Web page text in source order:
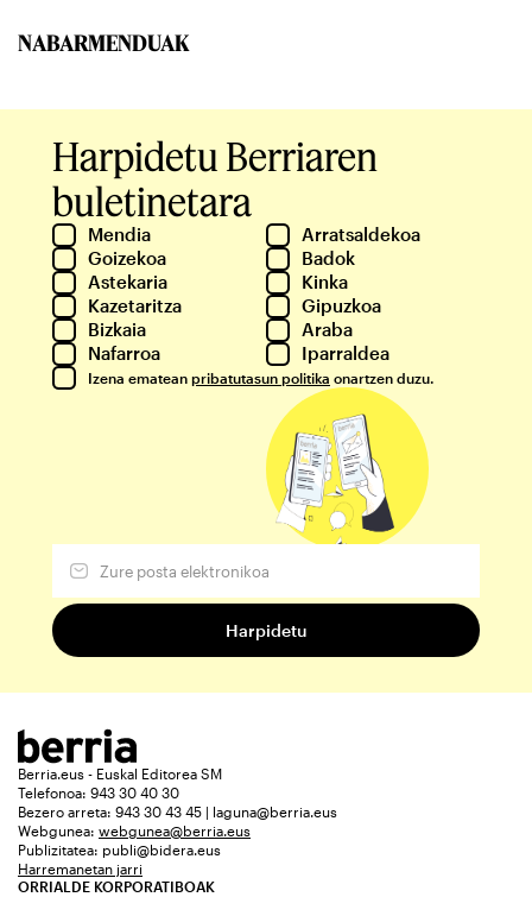
NABARMENDUAK
Harpidetu Berriaren
buletinetara
Mendia
Arratsaldekoa
Goizekoa
Badok
Astekaria
Kinka
Kazetaritza
Gipuzkoa
Bizkaia
Araba
Nafarroa
Iparraldea
Izena ematean pribatutasun politika onartzen duzu.
Berria.eus - Euskal Editorea SM
Telefonoa: 943 30 40 30
Bezero arreta: 943 30 43 45 | laguna@berria.eus
Webgunea: webgunea@berria.eus
Publizitatea: publi@bidera.eus
Harremanetan jarri
ORRIALDE KORPORATIBOAK